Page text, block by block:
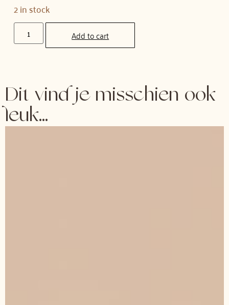
2 in stock
Add to cart
Dit vind je misschien ook
leuk...